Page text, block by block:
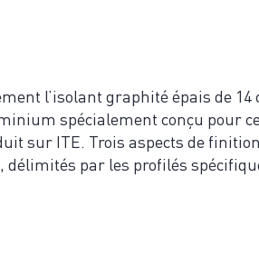
l’isolant graphité épais de 14
spécialement conçu pour
sur ITE. Trois aspects de
délimités par les profilés